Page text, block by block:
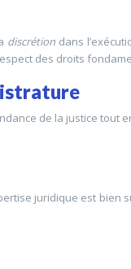
discrétion dans
des droits
de la justice tout
juridique est bien